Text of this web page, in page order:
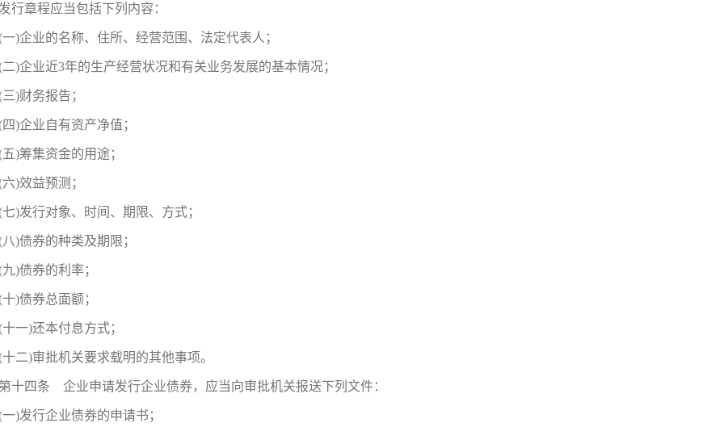
行章程应当包括下列内容：
一)企业的名称、住所、经营范围、法定代表人；
二)企业近3年的生产经营状况和有关业务发展的基本情况；
三)财务报告；
四)企业自有资产净值；
五)筹集资金的用途；
六)效益预测；
七)发行对象、时间、期限、方式；
八)债券的种类及期限；
九)债券的利率；
十)债券总面额；
十一)还本付息方式；
十二)审批机关要求载明的其他事项。
十四条 企业申请发行企业债券，应当向审批机关报送下列文件：
一)发行企业债券的申请书；